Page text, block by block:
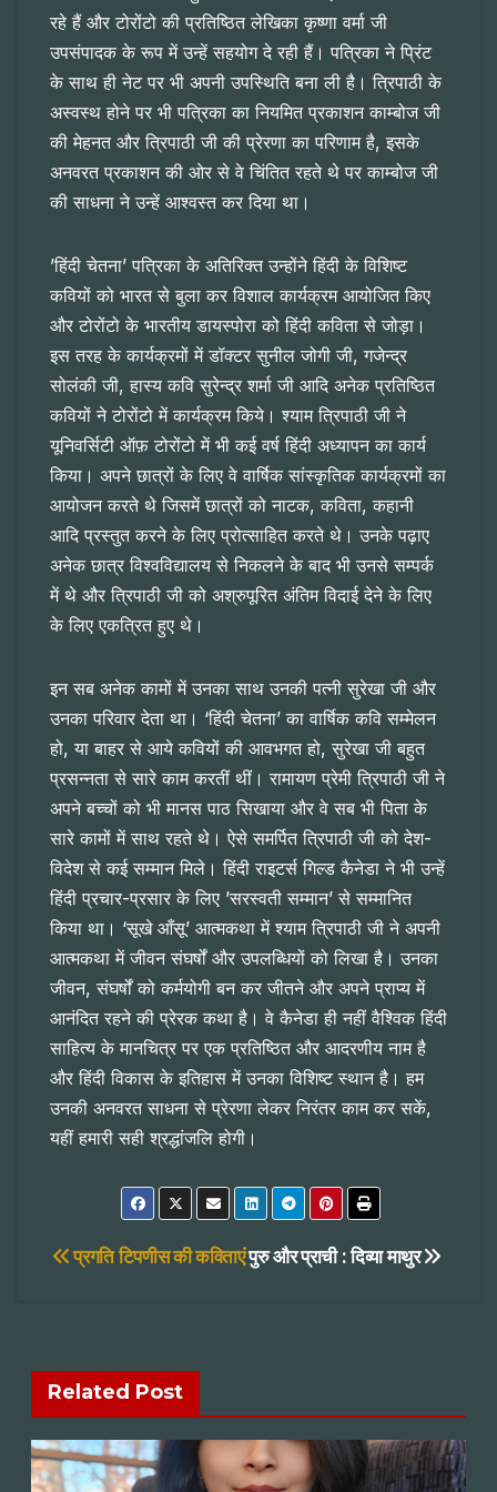
रहे हैं और टोरोंटो की प्रतिष्ठित लेखिका कृष्णा वर्मा जी
उपसंपादक के रूप में उन्हें सहयोग दे रही हैं। पत्रिका ने प्रिंट
के साथ ही नेट पर भी अपनी उपस्थिति बना ली है। त्रिपाठी के
अस्वस्थ होने पर भी पत्रिका का नियमित प्रकाशन काम्बोज जी
की मेहनत और त्रिपाठी जी की प्रेरणा का परिणाम है, इसके
अनवरत प्रकाशन की ओर से वे चिंतित रहते थे पर काम्बोज जी
की साधना ने उन्हें आश्वस्त कर दिया था।
’हिंदी चेतना’ पत्रिका के अतिरिक्त उन्होंने हिंदी के विशिष्ट
कवियों को भारत से बुला कर विशाल कार्यक्रम आयोजित किए
और टोरोंटो के भारतीय डायस्पोरा को हिंदी कविता से जोड़ा।
इस तरह के कार्यक्रमों में डॉक्टर सुनील जोगी जी, गजेन्द्र
सोलंकी जी, हास्य कवि सुरेन्द्र शर्मा जी आदि अनेक प्रतिष्ठित
कवियों ने टोरोंटो में कार्यक्रम किये। श्याम त्रिपाठी जी ने
यूनिवर्सिटी ऑफ़ टोरोंटो में भी कई वर्ष हिंदी अध्यापन का कार्य
किया। अपने छात्रों के लिए वे वार्षिक सांस्कृतिक कार्यक्रमों का
आयोजन करते थे जिसमें छात्रों को नाटक, कविता, कहानी
आदि प्रस्तुत करने के लिए प्रोत्साहित करते थे। उनके पढ़ाए
अनेक छात्र विश्वविद्यालय से निकलने के बाद भी उनसे सम्पर्क
में थे और त्रिपाठी जी को अश्रुपूरित अंतिम विदाई देने के लिए
के लिए एकत्रित हुए थे।
इन सब अनेक कामों में उनका साथ उनकी पत्नी सुरेखा जी और
उनका परिवार देता था। ‘हिंदी चेतना’ का वार्षिक कवि सम्मेलन
हो, या बाहर से आये कवियों की आवभगत हो, सुरेखा जी बहुत
प्रसन्नता से सारे काम करतीं थीं। रामायण प्रेमी त्रिपाठी जी ने
अपने बच्चों को भी मानस पाठ सिखाया और वे सब भी पिता के
सारे कामों में साथ रहते थे। ऐसे समर्पित त्रिपाठी जी को देश-
विदेश से कई सम्मान मिले। हिंदी राइटर्स गिल्ड कैनेडा ने भी उन्हें
हिंदी प्रचार-प्रसार के लिए ’सरस्वती सम्मान’ से सम्मानित
किया था। ‘सूखे आँसू’ आत्मकथा में श्याम त्रिपाठी जी ने अपनी
आत्मकथा में जीवन संघर्षों और उपलब्धियों को लिखा है। उनका
जीवन, संघर्षों को कर्मयोगी बन कर जीतने और अपने प्राप्य में
आनंदित रहने की प्रेरक कथा है। वे कैनेडा ही नहीं वैश्विक हिंदी
साहित्य के मानचित्र पर एक प्रतिष्ठित और आदरणीय नाम है
और हिंदी विकास के इतिहास में उनका विशिष्ट स्थान है। हम
उनकी अनवरत साधना से प्रेरणा लेकर निरंतर काम कर सकें,
यहीं हमारी सही श्रद्धांजलि होगी।
Post
पुरु और प्राची : दिव्या माथुर
प्रगति टिपणीस की कविताएं
Related Post